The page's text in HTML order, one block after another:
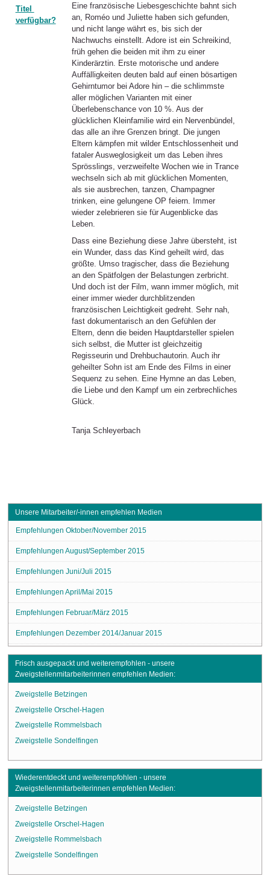
Titel
verfügbar?
Eine französische Liebesgeschichte bahnt sich
an, Roméo und Juliette haben sich gefunden,
und nicht lange währt es, bis sich der
Nachwuchs einstellt. Adore ist ein Schreikind,
früh gehen die beiden mit ihm zu einer
Kinderärztin. Erste motorische und andere
Auffälligkeiten deuten bald auf einen bösartigen
Gehirntumor bei Adore hin – die schlimmste
aller möglichen Varianten mit einer
Überlebenschance von 10 %. Aus der
glücklichen Kleinfamilie wird ein Nervenbündel,
das alle an ihre Grenzen bringt. Die jungen
Eltern kämpfen mit wilder Entschlossenheit und
fataler Ausweglosigkeit um das Leben ihres
Sprösslings, verzweifelte Wochen wie in Trance
wechseln sich ab mit glücklichen Momenten,
als sie ausbrechen, tanzen, Champagner
trinken, eine gelungene OP feiern. Immer
wieder zelebrieren sie für Augenblicke das
Leben.
Dass eine Beziehung diese Jahre übersteht, ist
ein Wunder, dass das Kind geheilt wird, das
größte. Umso tragischer, dass die Beziehung
an den Spätfolgen der Belastungen zerbricht.
Und doch ist der Film, wann immer möglich, mit
einer immer wieder durchblitzenden
französischen Leichtigkeit gedreht. Sehr nah,
fast dokumentarisch an den Gefühlen der
Eltern, denn die beiden Hauptdarsteller spielen
sich selbst, die Mutter ist gleichzeitig
Regisseurin und Drehbuchautorin. Auch ihr
geheilter Sohn ist am Ende des Films in einer
Sequenz zu sehen. Eine Hymne an das Leben,
die Liebe und den Kampf um ein zerbrechliches
Glück.
Tanja Schleyerbach
Unsere Mitarbeiter/-innen empfehlen Medien
Empfehlungen Oktober/November 2015
Empfehlungen August/September 2015
Empfehlungen Juni/Juli 2015
Empfehlungen April/Mai 2015
Empfehlungen Februar/März 2015
Empfehlungen Dezember 2014/Januar 2015
Frisch ausgepackt und weiterempfohlen - unsere
Zweigstellenmitarbeiterinnen empfehlen Medien:
Zweigstelle Betzingen
Zweigstelle Orschel-Hagen
Zweigstelle Rommelsbach
Zweigstelle Sondelfingen
Wiederentdeckt und weiterempfohlen - unsere
Zweigstellenmitarbeiterinnen empfehlen Medien:
Zweigstelle Betzingen
Zweigstelle Orschel-Hagen
Zweigstelle Rommelsbach
Zweigstelle Sondelfingen